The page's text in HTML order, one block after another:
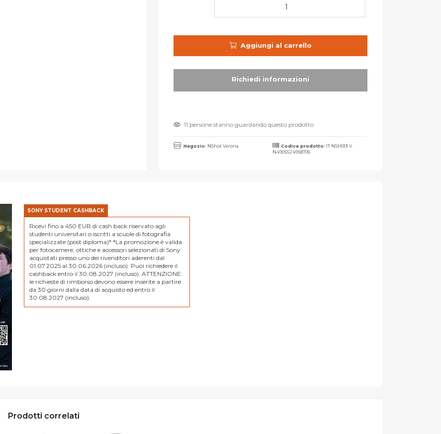
Aggiungi al carrello
11 persone stanno guardando questo prodotto
Negozio: NShot Verona Codice prodotto: IT NSH001 V
N4905524958706
SONY STUDENT CASHBACK
Ricevi fino a 450 EUR di cash back riservato agli
studenti universitari o iscritti a scuole di fotografia
specializzate (post diploma)* *La promozione è valida
per fotocamere, ottiche e accessori selezionati di Sony
acquistati presso uno dei rivenditori aderenti dal
01.07.2025 al 30.06.2026 (incluso). Puoi richiedere il
cashback entro il 30.08.2027 (incluso). ATTENZIONE:
le richieste di rimborso devono essere inserite a partire
da 30 giorni dalla data di acquisto ed entro il
30.08.2027 (incluso).
Prodotti correlati